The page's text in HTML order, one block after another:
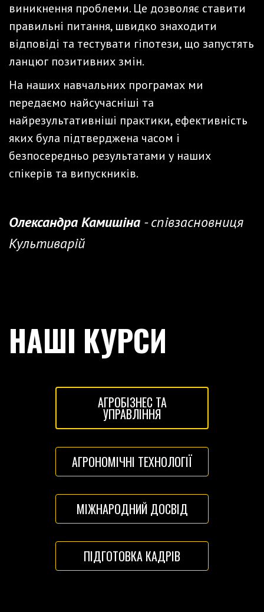
виникнення проблеми. Це дозволяє ставити
правильні питання, швидко знаходити
відповіді та тестувати гіпотези, що запустять
ланцюг позитивних змін.
На наших навчальних програмах ми
передаємо найсучасніші та
найрезультативніші практики, ефективність
яких була підтверджена часом і
безпосередньо результатами у наших
спікерів та випускників.
Олександра Камишіна - співзасновниця
Культиварій
НАШІ КУРСИ
АГРОБІЗНЕС ТА
УПРАВЛІННЯ
АГРОНОМІЧНІ ТЕХНОЛОГІЇ
МІЖНАРОДНИЙ ДОСВІД
ПІДГОТОВКА КАДРІВ